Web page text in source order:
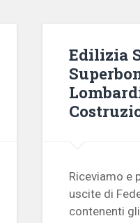
Edilizia
Riceviamo e
uscite di
contenenti